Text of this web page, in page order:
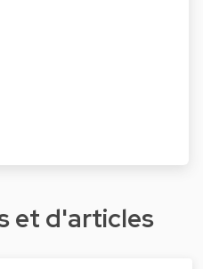
et d'articles